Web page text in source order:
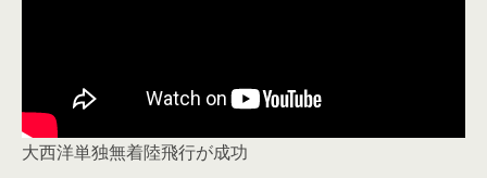
大西洋単独無着陸飛行が成功